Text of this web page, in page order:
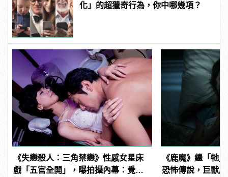
化」的超獵奇行為，你中哪幾項？
《失戀殺人：三角禁戀》性感女星床
戲「五官全開」，曝拍攝內幕：覺得
《鹿魔》繼「牠
恐怖傳說，巨獸